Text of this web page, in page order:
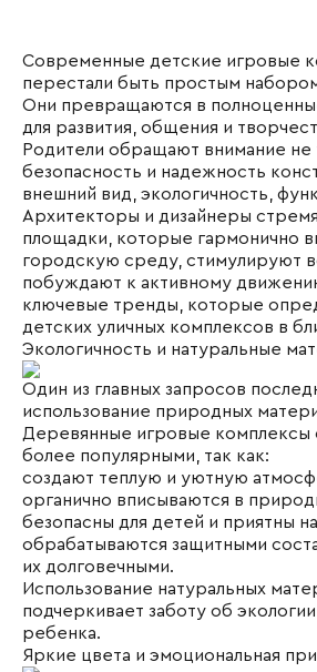
Современные детские игровые
перестали быть простым
Они превращаются в
для развития, общения и
Родители обращают внимание не
безопасность и надежность
внешний вид, экологичность,
Архитекторы и дизайнеры
площадки, которые гармонично
городскую среду, стимулируют
побуждают к активному
ключевые тренды, которые
детских уличных комплексов в
Экологичность и натуральные
Один из главных запросов
использование природных
Деревянные игровые комплексы
более популярными, так как:
создают теплую и уютную
органично вписываются в
безопасны для детей и приятны
обрабатываются защитными
их долговечными.
Использование натуральных
подчеркивает заботу об
ребенка.
Яркие цвета и эмоциональная